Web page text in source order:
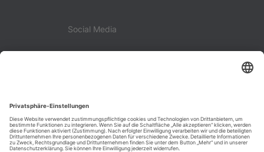
Social Media
KONTAKT DATENSCHUTZ SOCIAL-MEDIA-DATENSCHUTZ